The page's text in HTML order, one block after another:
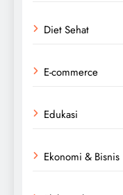
Diet Sehat
E-commerce
Edukasi
Ekonomi & Bisnis